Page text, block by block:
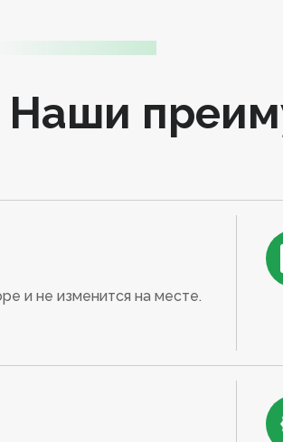
Наши
и не изменится на месте.